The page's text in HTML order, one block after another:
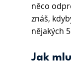
něco
znáš,
nějakých
Jak